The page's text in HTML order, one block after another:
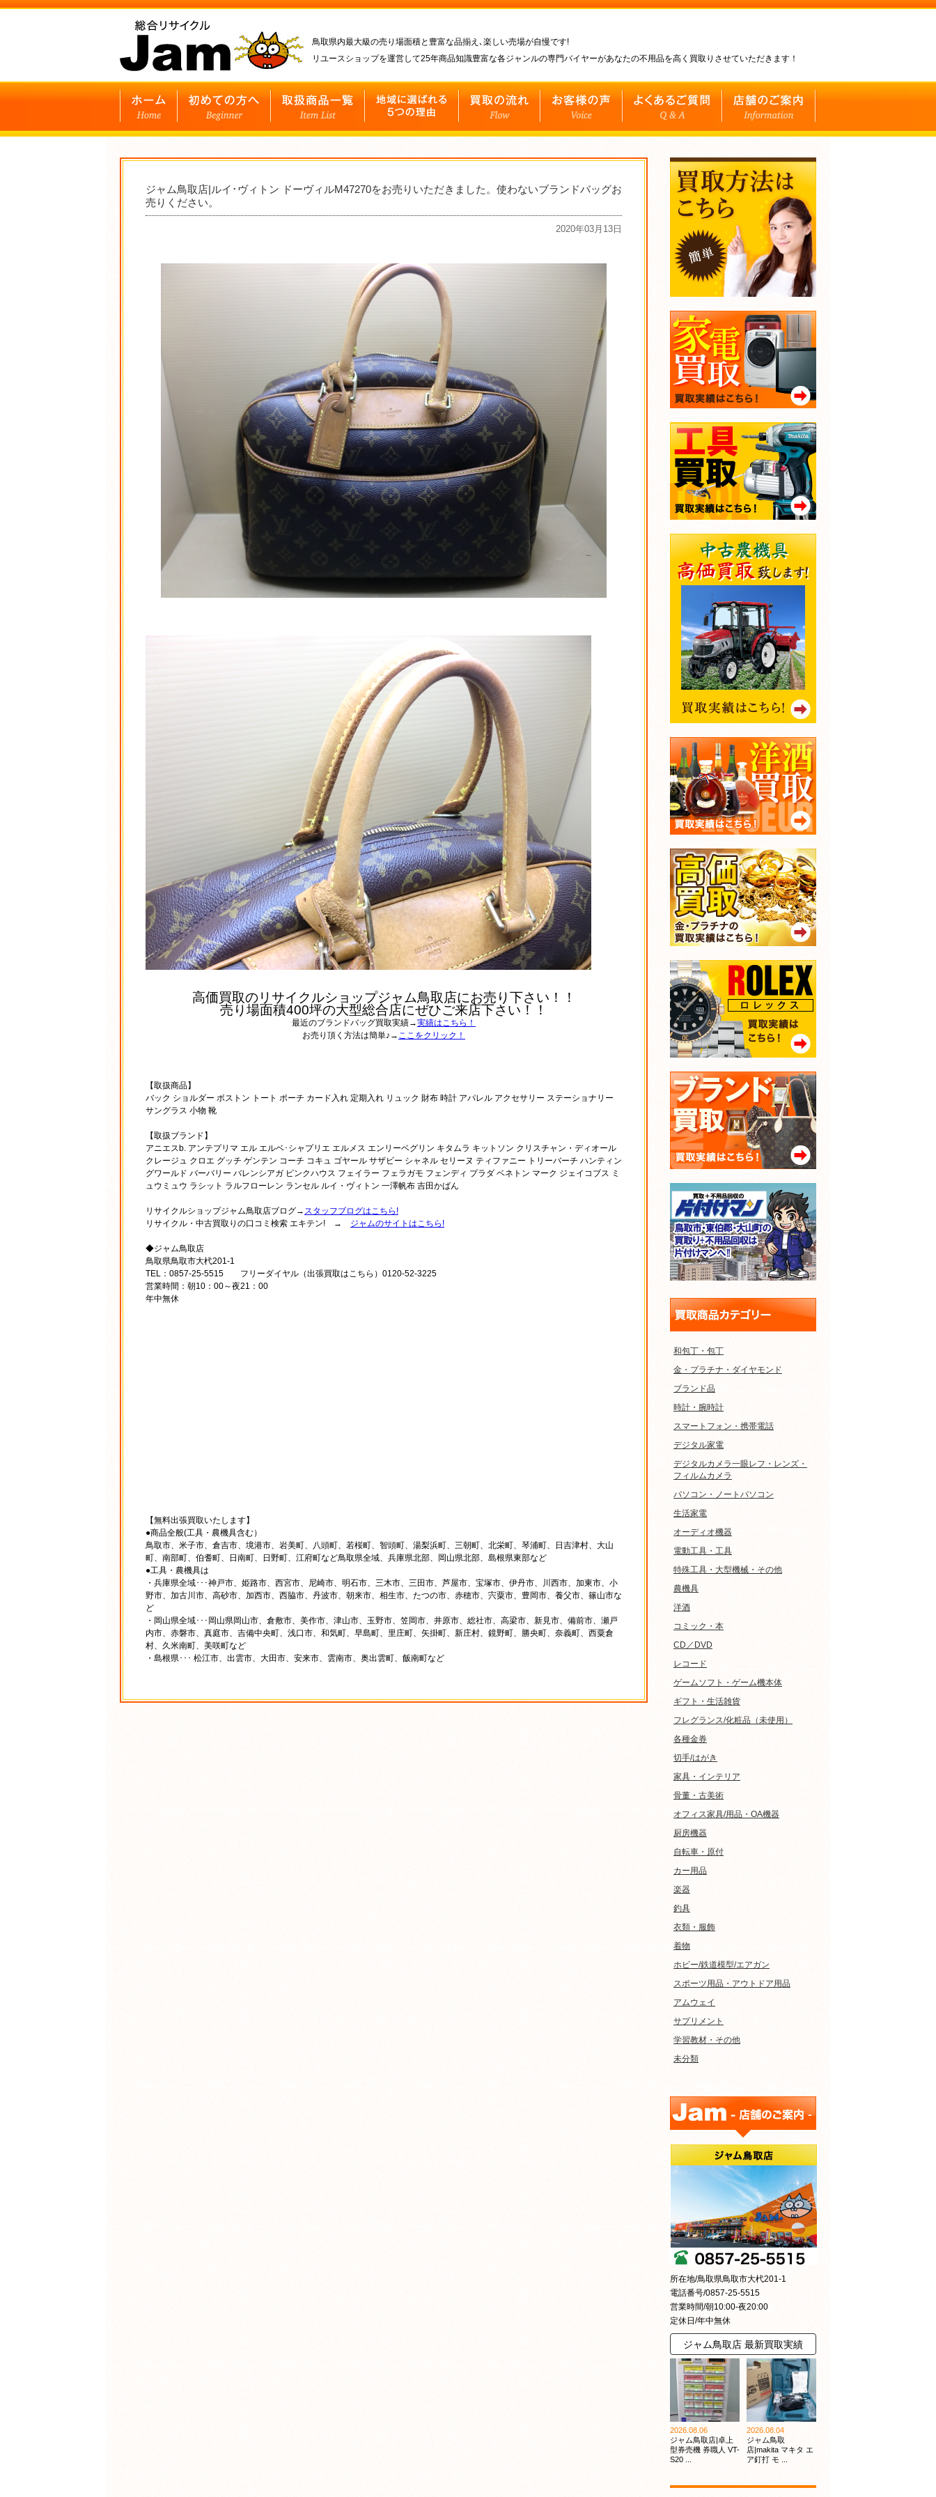
鳥取県内最大級の売り場面積と豊富な品揃え､楽しい売場が自慢です!
リユースショップを運営して25年商品知識豊富な各ジャンルの専門バイヤーがあなたの不用品を高く買取りさせていただきます！
ジャム鳥取店|ルイ･ヴィトン ドーヴィルM47270をお売りいただきました。使わないブランドバッグお
売りください。
2020年03月13日
高価買取のリサイクルショップジャム鳥取店にお売り下さい！！
売り場面積400坪の大型総合店にぜひご来店下さい！！
最近のブランドバッグ買取実績→実績はこちら！
お売り頂く方法は簡単♪→ ここをクリック！
【取扱商品】
バック ショルダー ボストン トート ポーチ カード入れ 定期入れ リュック 財布 時計 アパレル アクセサリー ステーショナリー
サングラス 小物 靴
【取扱ブランド】
アニエスb. アンテプリマ エル エルベ･シャプリエ エルメス エンリーベグリン キタムラ キットソン クリスチャン・ディオール
クレージュ クロエ グッチ ゲンテン コーチ コキュ ゴヤール サザビー シャネル セリーヌ ティファニー トリーバーチ ハンティン
グワールド バーバリー バレンシアガ ピンクハウス フェイラー フェラガモ フェンディ プラダ ベネトン マーク ジェイコブス ミ
ュウミュウ ラシット ラルフローレン ランセル ルイ・ヴィトン 一澤帆布 吉田かばん
リサイクルショップジャム鳥取店ブログ→ スタッフブログはこちら!
リサイクル・中古買取りの口コミ検索 エキテン! → ジャムのサイトはこちら!
◆ジャム鳥取店
鳥取県鳥取市大杙201-1
TEL：0857-25-5515 フリーダイヤル（出張買取はこちら）0120-52-3225
営業時間：朝10：00～夜21：00
年中無休
【無料出張買取いたします】
●商品全般(工具・農機具含む）
鳥取市、米子市、倉吉市、境港市、岩美町、八頭町、若桜町、智頭町、湯梨浜町、三朝町、北栄町、琴浦町、日吉津村、大山
町、南部町、伯耆町、日南町、日野町、江府町など鳥取県全域、兵庫県北部、岡山県北部、島根県東部など
●工具・農機具は
・兵庫県全域･･･神戸市、姫路市、西宮市、尼崎市、明石市、三木市、三田市、芦屋市、宝塚市、伊丹市、川西市、加東市、小
野市、加古川市、高砂市、加西市、西脇市、丹波市、朝来市、相生市、たつの市、赤穂市、宍粟市、豊岡市、養父市、篠山市な
ど
・岡山県全域･･･岡山県岡山市、倉敷市、美作市、津山市、玉野市、笠岡市、井原市、総社市、高梁市、新見市、備前市、瀬戸
内市、赤磐市、真庭市、吉備中央町、浅口市、和気町、早島町、里庄町、矢掛町、新庄村、鏡野町、勝央町、奈義町、西粟倉
村、久米南町、美咲町など
・島根県･･･ 松江市、出雲市、大田市、安来市、雲南市、奥出雲町、飯南町など
和包丁・包丁
金・プラチナ・ダイヤモンド
ブランド品
時計・腕時計
スマートフォン・携帯電話
デジタル家電
デジタルカメラ一眼レフ・レンズ・
フィルムカメラ
パソコン・ノートパソコン
生活家電
オーディオ機器
電動工具・工具
特殊工具・大型機械・その他
農機具
洋酒
コミック・本
CD／DVD
レコード
ゲームソフト・ゲーム機本体
ギフト・生活雑貨
フレグランス/化粧品（未使用）
各種金券
切手/はがき
家具・インテリア
骨董・古美術
オフィス家具/用品・OA機器
厨房機器
自転車・原付
カー用品
楽器
釣具
衣類・服飾
着物
ホビー/鉄道模型/エアガン
スポーツ用品・アウトドア用品
アムウェイ
サプリメント
学習教材・その他
未分類
所在地/鳥取県鳥取市大杙201-1
電話番号/0857-25-5515
営業時間/朝10:00-夜20:00
定休日/年中無休
ジャム鳥取店 最新買取実績
2026.08.06
ジャム鳥取店|卓上
型券売機 券職人 VT-
S20 ...
2026.08.04
ジャム鳥取
店|makita マキタ エ
ア釘打 モ ...